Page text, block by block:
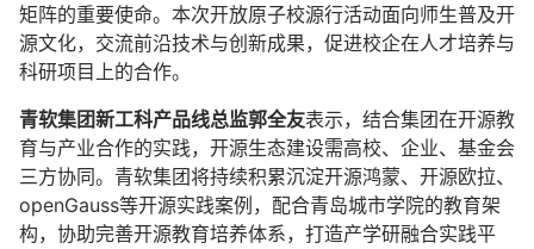
矩阵的重要使命。本次开放原子校源行活动面向师生普及开
源文化，交流前沿技术与创新成果，促进校企在人才培养与
科研项目上的合作。
青软集团新工科产品线总监郭全友表示，结合集团在开源教
育与产业合作的实践，开源生态建设需高校、企业、基金会
三方协同。青软集团将持续积累沉淀开源鸿蒙、开源欧拉、
openGauss等开源实践案例，配合青岛城市学院的教育架
构，协助完善开源教育培养体系，打造产学研融合实践平